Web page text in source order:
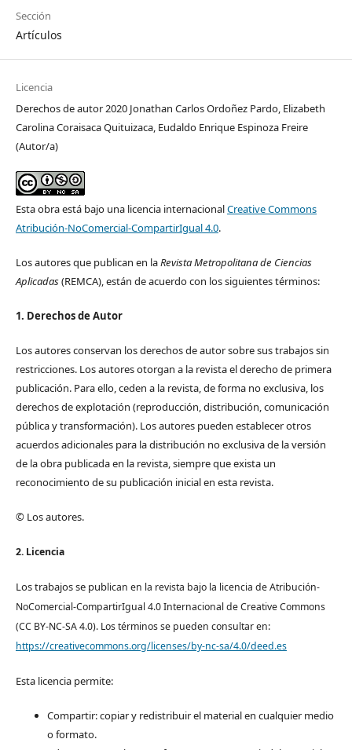
Sección
Artículos
Licencia
Derechos de autor 2020 Jonathan Carlos Ordoñez Pardo, Elizabeth
Carolina Coraisaca Quituizaca, Eudaldo Enrique Espinoza Freire
(Autor/a)
Esta obra está bajo una licencia internacionalCreative Commons
Atribución-NoComercial-CompartirIgual 4.0.
Los autores que publican en laRevista Metropolitana de Ciencias
Aplicadas(REMCA), están de acuerdo con los siguientes términos:
1. Derechos de Autor
Los autores conservan los derechos de autor sobre sus trabajos sin
restricciones. Los autores otorgan a la revista el derecho de primera
publicación. Para ello, ceden a la revista, de forma no exclusiva, los
derechos de explotación (reproducción, distribución, comunicación
pública y transformación). Los autores pueden establecer otros
acuerdos adicionales para la distribución no exclusiva de la versión
de la obra publicada en la revista, siempre que exista un
reconocimiento de su publicación inicial en esta revista.
© Los autores.
2. Licencia
Los trabajos se publican en la revista bajo la licencia de Atribución-
NoComercial-CompartirIgual 4.0 Internacional de Creative Commons
(CC BY-NC-SA 4.0). Los términos se pueden consultar en:
https://creativecommons.org/licenses/by-nc-sa/4.0/deed.es
Esta licencia permite:
Compartir: copiar y redistribuir el material en cualquier medio
o formato.